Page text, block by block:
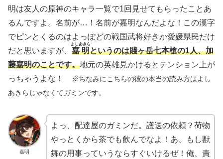
明は友人の原神のキャラ一覧で1回見せてもらったことあ
るんですよ。名前が…！名前が嘉明なんだよな！この漢字
でピンとくるのはよっぽどの戦国武将好きか愛媛県民だけ
だと思いますが、 嘉明
よしあきら
というのは賤ヶ岳七本槍の1人、加
藤嘉明のことです。地元の英雄見かけるとテンション上が
っちゃうよな！
※ちなみにこちらの彼の本当の読み方はよし
あきらじゃなくてガミンです。
嘉明
よっ、配達屋のガミンだ。護送の依頼？荷物
やっとくから茶でも飲んでなよ！あ、もし獣
舞の用事っていうならすぐいけるぜ！俺、責